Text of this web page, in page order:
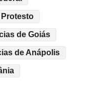
Protesto
de Goiás
de Anápolis